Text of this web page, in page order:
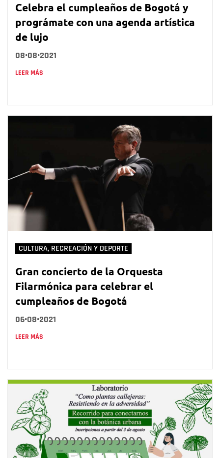
Celebra el cumpleaños de Bogotá y
prográmate con una agenda artística
de lujo
08•08•2021
LEER MÁS
CULTURA, RECREACIÓN Y DEPORTE
Gran concierto de la Orquesta
Filarmónica para celebrar el
cumpleaños de Bogotá
06•08•2021
LEER MÁS